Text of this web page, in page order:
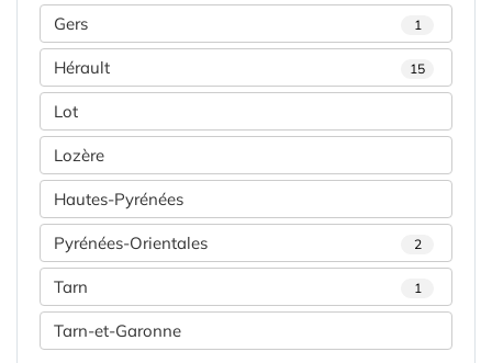
Gers 1
Hérault 15
Lot
Lozère
Hautes-Pyrénées
Pyrénées-Orientales 2
Tarn 1
Tarn-et-Garonne